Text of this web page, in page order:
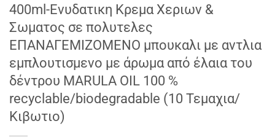
400ml-Ενυδατικη Κρεμα Χεριων &
Σωματος σε πολυτελες
ΕΠΑΝΑΓΕΜΙΖΟΜΕΝΟ μπουκαλι με αντλια
εμπλουτισμενο με άρωμα από έλαια του
δέντρου MARULA OIL 100 %
recyclable/biodegradable (10 Τεμαχια/
Κιβωτιο)